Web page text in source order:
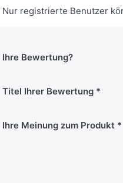
Nur registrierte Benutzer
Ihre Bewertung?
Titel Ihrer Bewertung
Ihre Meinung zum Produkt